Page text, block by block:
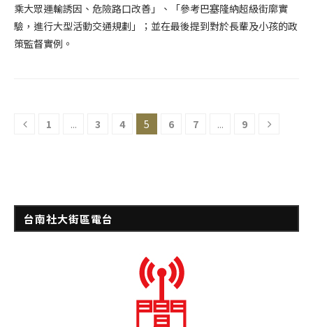
乘大眾運輸誘因、危險路口改善」、「參考巴塞隆納超級街廓實
驗，進行大型活動交通規劃」；並在最後提到對於長輩及小孩的政
策監督實例。
1 ... 3 4 5 6 7 ... 9
台南社大街區電台